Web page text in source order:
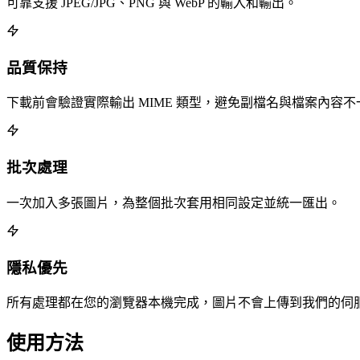
可靠支援 JPEG/JPG、PNG 與 WebP 的輸入和輸出。
品質保持
下載前會驗證實際輸出 MIME 類型，避免副檔名與檔案內容不
批次處理
一次加入多張圖片，為整個批次套用相同設定並統一匯出。
隱私優先
所有處理都在您的瀏覽器本機完成，圖片不會上傳到我們的伺
使用方法